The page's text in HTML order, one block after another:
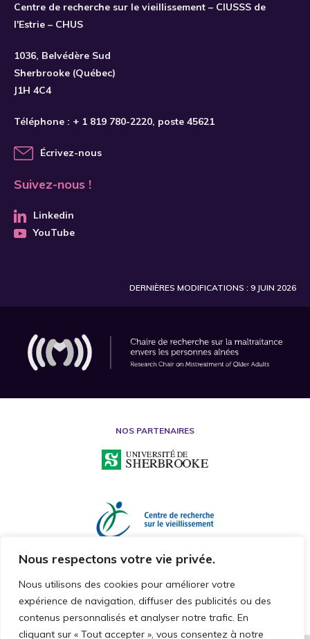
Nous respectons votre vie privée.
Nous utilisons des cookies pour améliorer votre
expérience de navigation, diffuser des publicités ou des
contenus personnalisés et analyser notre trafic. En
cliquant sur « Tout accepter », vous consentez à notre
Centre de recherche sur le vieillissement – CIUSSS de
l'Estrie – CHUS
1036, Belvédère Sud
Sherbrooke (Québec)
J1H 4C4
Téléphone : + 1 819 780-2220, poste 45621
Écrivez-nous
Suivez-nous !
Linkedin
YouTube
DERNIÈRES MODIFICATIONS : 9 JUIN 2026
NOS PARTENAIRES